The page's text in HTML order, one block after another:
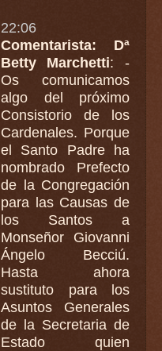
22:06
Comentarista: Dª
Betty Marchetti: -
Os comunicamos
algo del próximo
Consistorio de los
Cardenales. Porque
el Santo Padre ha
nombrado Prefecto
de la Congregación
para las Causas de
los Santos a
Monseñor Giovanni
Ángelo Becciú.
Hasta ahora
sustituto para los
Asuntos Generales
de la Secretaria de
Estado quien